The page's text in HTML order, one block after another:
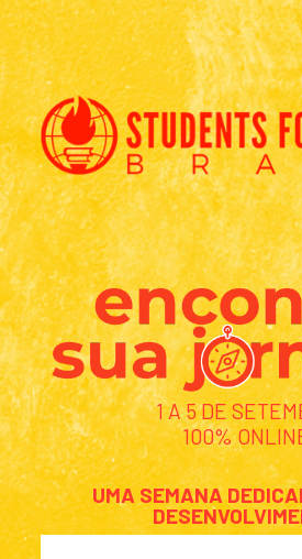
1 A 5 DE
100%
UMA SEMANA